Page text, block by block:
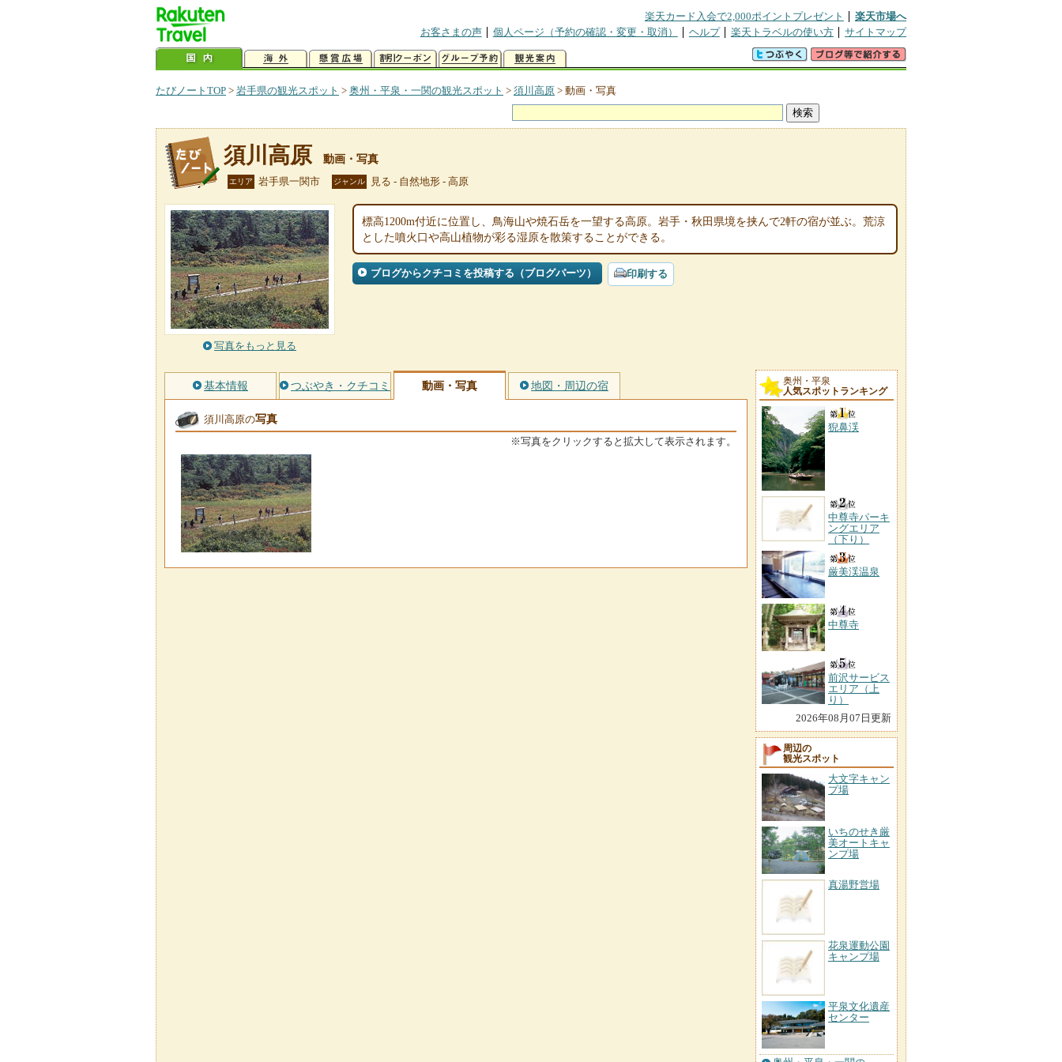
楽天カード入会で2,000ポイントプレゼント
楽天市場へ
お客さまの声
個人ページ（予約の確認・変更・取消） ヘルプ 楽天トラベルの使い方 サイトマップ
たびノートTOP > 岩手県の観光スポット > 奥州・平泉・一関の観光スポット > 須川高原 > 動画・写真
須川高原 動画・写真
エリア 岩手県一関市 ジャンル 見る - 自然地形 - 高原
写真をもっと見る
標高1200m付近に位置し、鳥海山や焼石岳を一望する高原。岩手・秋田県境を挟んで2軒の宿が並ぶ。荒涼
とした噴火口や高山植物が彩る湿原を散策することができる。
ブログからクチコミを投稿する（ブログパーツ） 印刷する
基本情報 つぶやき・クチコミ 動画・写真 地図・周辺の宿
須川高原の写真
※写真をクリックすると拡大して表示されます。
奥州・平泉
人気スポットランキング
猊鼻渓
中尊寺パーキ
ングエリア
（下り）
厳美渓温泉
中尊寺
前沢サービス
エリア（上
り）
2026年08月07日更新
周辺の
観光スポット
大文字キャン
プ場
いちのせき厳
美オートキャ
ンプ場
真湯野営場
花泉運動公園
キャンプ場
平泉文化遺産
センター